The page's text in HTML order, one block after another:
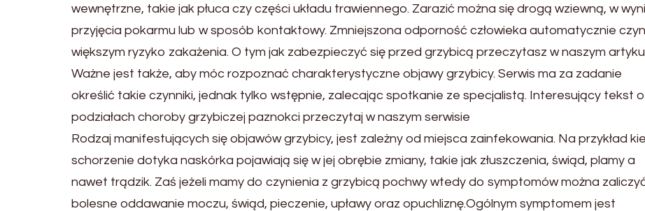
wewnętrzne, takie jak płuca czy części układu trawiennego. Zarazić można się drogą wziewną, w
przyjęcia pokarmu lub w sposób kontaktowy. Zmniejszona odporność człowieka automatycznie
większym ryzyko zakażenia. O tym jak zabezpieczyć się przed grzybicą przeczytasz w naszym
Ważne jest także, aby móc rozpoznać charakterystyczne objawy grzybicy. Serwis ma za zadanie
określić takie czynniki, jednak tylko wstępnie, zalecając spotkanie ze specjalistą. Interesujący tekst o
podziałach choroby grzybiczej paznokci przeczytaj w naszym serwisie
Rodzaj manifestujących się objawów grzybicy, jest zależny od miejsca zainfekowania. Na przykład
schorzenie dotyka naskórka pojawiają się w jej obrębie zmiany, takie jak złuszczenia, świąd, plamy a
nawet trądzik. Zaś jeżeli mamy do czynienia z grzybicą pochwy wtedy do symptomów można
bolesne oddawanie moczu, świąd, pieczenie, upławy oraz opuchliznę.Ogólnym symptomem jest